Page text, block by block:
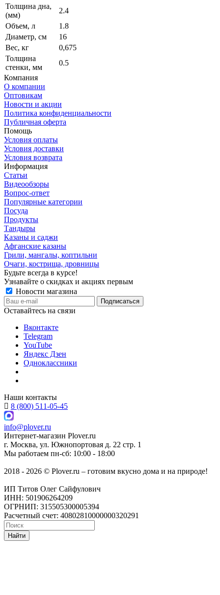
Толщина дна,
(мм)
2.4
Объем, л
1.8
Диаметр, см
16
Вес, кг
0,675
Толщина
стенки, мм
0.5
Компания
О компании
Оптовикам
Новости и акции
Политика конфиденциальности
Публичная оферта
Помощь
Условия оплаты
Условия доставки
Условия возврата
Информация
Статьи
Видеообзоры
Вопрос-ответ
Популярные категории
Посуда
Продукты
Тандыры
Казаны и саджи
Афганские казаны
Грили, мангалы, коптильни
Очаги, кострища, дровницы
Будьте всегда в курсе!
Узнавайте о скидках и акциях первым
Новости магазина
Оставайтесь на связи
Вконтакте
Telegram
YouTube
Яндекс Дзен
Одноклассники
Наши контакты
8 (800) 511-05-45
info@plover.ru
Интернет-магазин Plover.ru
г. Москва, ул. Южнопортовая д. 22 стр. 1
Мы работаем пн-сб: 10:00 - 18:00
2018 - 2026 © Plover.ru – готовим вкусно дома и на природе!
ИП Титов Олег Сайфулович
ИНН: 501906264209
ОГРНИП: 315505300005394
Расчетный счет: 40802810000000320291
Найти